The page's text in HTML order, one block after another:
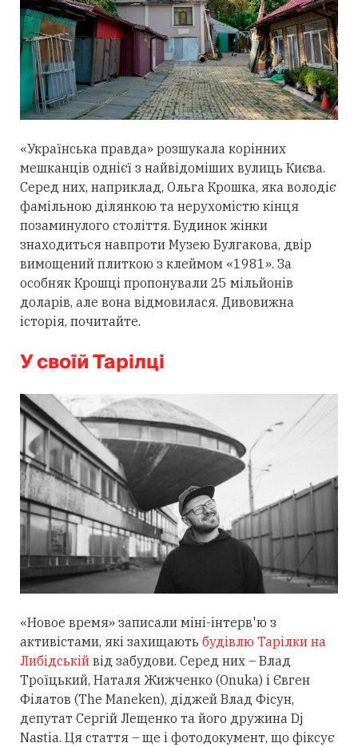
«Українська правда» розшукала корінних
мешканців однієї з найвідоміших вулиць Києва.
Серед них, наприклад, Ольга Крошка, яка володіє
фамільною ділянкою та нерухомістю кінця
позаминулого століття. Будинок жінки
знаходиться навпроти Музею Булгакова, двір
вимощений плиткою з клеймом «1981». За
особняк Крошці пропонували 25 мільйонів
доларів, але вона відмовилася. Дивовижна
історія, почитайте.
У своїй Тарілці
«Новое время» записали міні-інтерв'ю з
активістами, які захищають будівлю Тарілки на
Либідській від забудови. Серед них – Влад
Троїцький, Наталя Жижченко (Onuka) і Євген
Філатов (The Maneken), діджей Влад Фісун,
депутат Сергій Лещенко та його дружина Dj
Nastia. Ця стаття – ще і фотодокумент, що фіксує